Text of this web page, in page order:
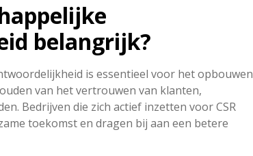
belangrijk?
is essentieel voor het opbouwen
van het vertrouwen van klanten,
Bedrijven die zich actief inzetten voor CSR
toekomst en dragen bij aan een betere